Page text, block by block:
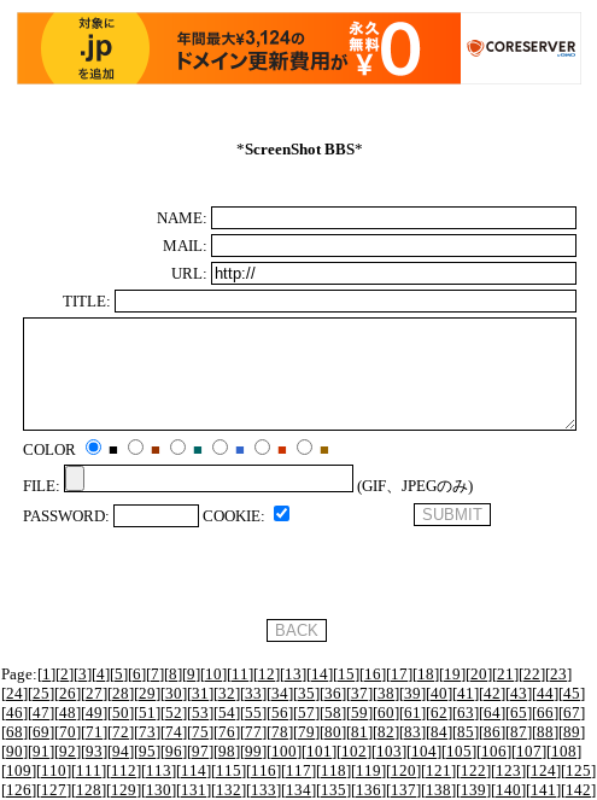
*ScreenShot BBS*
NAME:
MAIL:
URL:
TITLE:
COLOR ■ ■ ■ ■ ■
■
FILE:
(GIF、JPEGのみ)
PASSWORD:
COOKIE:
Page:[1][2][3][4][5][6][7][8][9][10][11][12][13][14][15][16][17][18][19][20][21][22][23]
[24][25][26][27][28][29][30][31][32][33][34][35][36][37][38][39][40][41][42][43][44][45]
[46][47][48][49][50][51][52][53][54][55][56][57][58][59][60][61][62][63][64][65][66][67]
[68][69][70][71][72][73][74][75][76][77][78][79][80][81][82][83][84][85][86][87][88][89]
[90][91][92][93][94][95][96][97][98][99][100][101][102][103][104][105][106][107][108]
[109][110][111][112][113][114][115][116][117][118][119][120][121][122][123][124][125]
[126][127][128][129][130][131][132][133][134][135][136][137][138][139][140][141][142]